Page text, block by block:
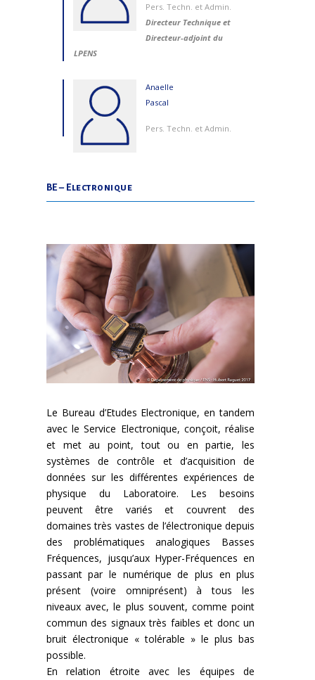
Pers. Techn. et Admin.
Directeur Technique et
Directeur-adjoint du
LPENS
Anaelle
Pascal
Pers. Techn. et Admin.
BE – Electronique
Le Bureau d’Etudes Electronique, en tandem
avec le Service Electronique, conçoit, réalise
et met au point, tout ou en partie, les
systèmes de contrôle et d’acquisition de
données sur les différentes expériences de
physique du Laboratoire. Les besoins
peuvent être variés et couvrent des
domaines très vastes de l’électronique depuis
des problématiques analogiques Basses
Fréquences, jusqu’aux Hyper-Fréquences en
passant par le numérique de plus en plus
présent (voire omniprésent) à tous les
niveaux avec, le plus souvent, comme point
commun des signaux très faibles et donc un
bruit électronique « tolérable » le plus bas
possible.
En relation étroite avec les équipes de